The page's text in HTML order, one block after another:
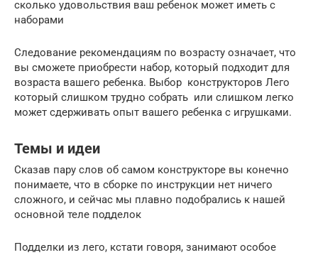
сколько удовольствия ваш ребенок может иметь с
наборами
Следование рекомендациям по возрасту означает, что
вы сможете приобрести набор, который подходит для
возраста вашего ребенка. Выбор конструкторов Лего
который слишком трудно собрать или слишком легко
может сдерживать опыт вашего ребенка с игрушками.
Темы и идеи
Сказав пару слов об самом конструкторе вы конечно
понимаете, что в сборке по инструкции нет ничего
сложного, и сейчас мы плавно подобрались к нашей
основной теле подделок
Подделки из лего, кстати говоря, занимают особое